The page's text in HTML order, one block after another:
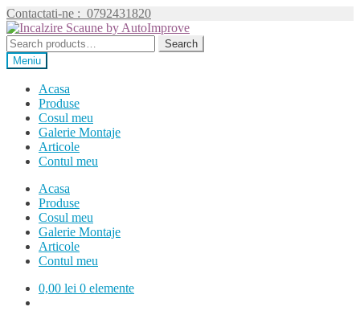
Contactati-ne : 0792431820
Sari
la
navigare
Sari
la
conținut
Search
for:
Search
Meniu
Acasa
Produse
Cosul meu
Galerie Montaje
Articole
Contul meu
Acasa
Produse
Cosul meu
Galerie Montaje
Articole
Contul meu
0,00 lei 0 elemente